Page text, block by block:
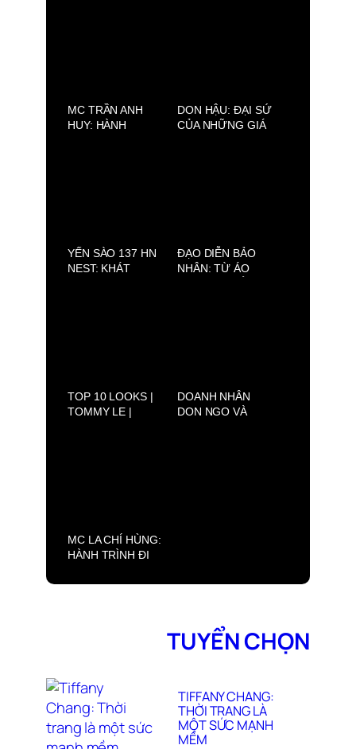
MC TRẦN ANH
HUY: HÀNH
DON HẬU: ĐẠI SỨ
CỦA NHỮNG GIÁ
YẾN SÀO 137 HN
NEST: KHÁT
ĐẠO DIỄN BẢO
NHÂN: TỪ ÁO
TOP 10 LOOKS |
TOMMY LE |
DOANH NHÂN
DON NGO VÀ
MC LA CHÍ HÙNG:
HÀNH TRÌNH ĐI
CHÍNH MÌNH
TUYỂN CHỌN
TIFFANY CHANG:
THỜI TRANG LÀ
MỘT SỨC MẠNH
MỀM